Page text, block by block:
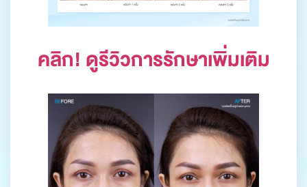
คลิก! ดูรีวิวการรักษาเพิ่มเติม